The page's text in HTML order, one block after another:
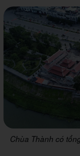
Chùa Thành có